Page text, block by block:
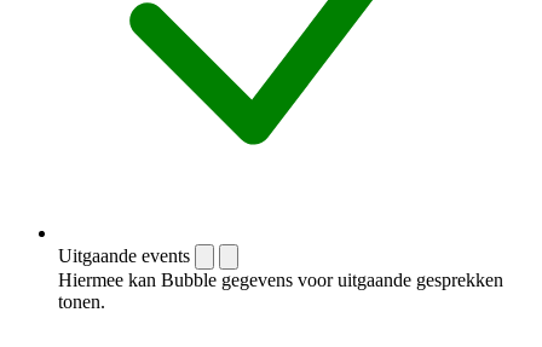
Uitgaande events
Hiermee kan Bubble gegevens voor uitgaande gesprekken
tonen.